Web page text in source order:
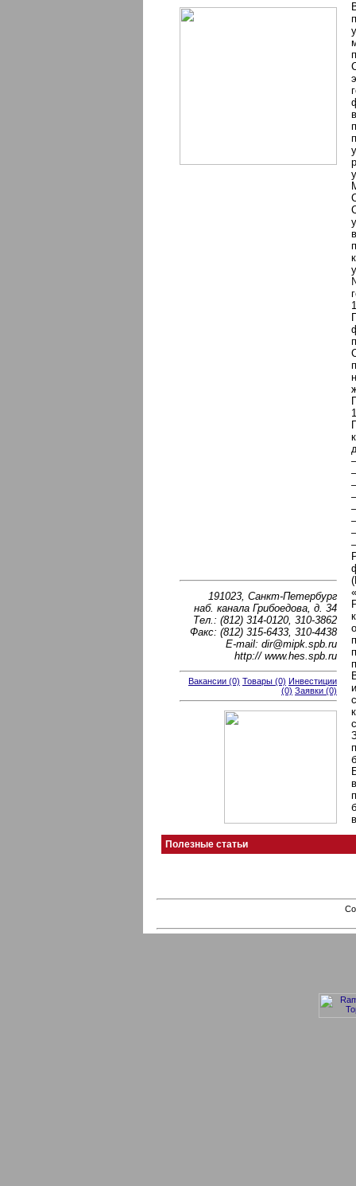
191023, Санкт-Петербург
наб. канала Грибоедова, д. 34
Тел.: (812) 314-0120, 310-3862
Факс: (812) 315-6433, 310-4438
E-mail: dir@mipk.spb.ru
http:// www.hes.spb.ru
Вакансии (0) Товары (0) Инвестиции
(0) Заявки (0)
Полезные статьи